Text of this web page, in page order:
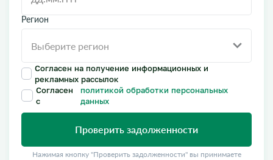
Регион
Согласен на получение информационных и
рекламных рассылок
Согласен
с
политикой обработки персональных
данных
Проверить задолженности
Нажимая кнопку "Проверить задолженности" вы принимаете